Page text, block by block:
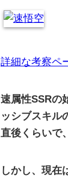
詳細な考察ペ
速属性SSRの
ッシブスキル
直後くらいで
しかし、現在